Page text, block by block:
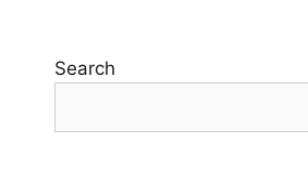
Search